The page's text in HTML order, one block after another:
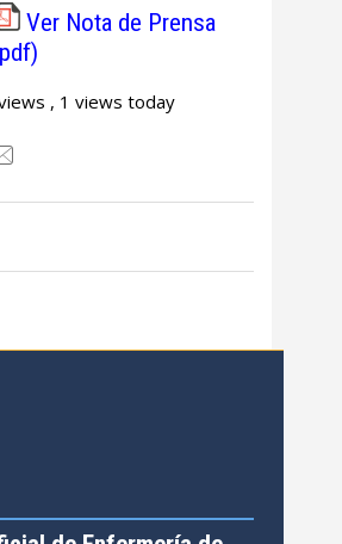
Ver Nota de Prensa
, 1 views today